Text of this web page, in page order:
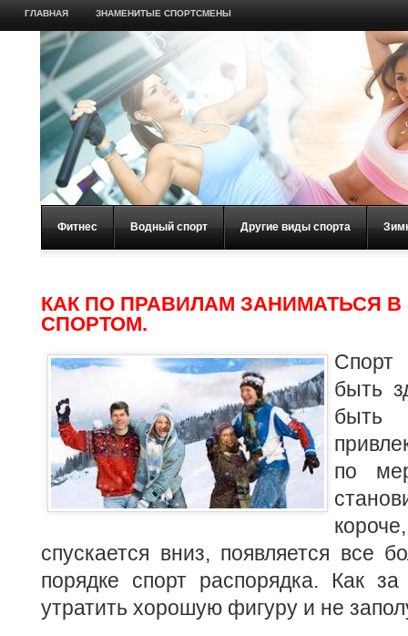
ГЛАВНАЯ ЗНАМЕНИТЫЕ СПОРТСМЕНЫ
Фитнес Водный спорт Другие виды спорта
КАК ПО ПРАВИЛАМ ЗАНИМАТЬСЯ
СПОРТОМ.
Спорт
быть
по
спускается вниз, появляется все
порядке спорт распорядка. Как
утратить хорошую фигуру и не